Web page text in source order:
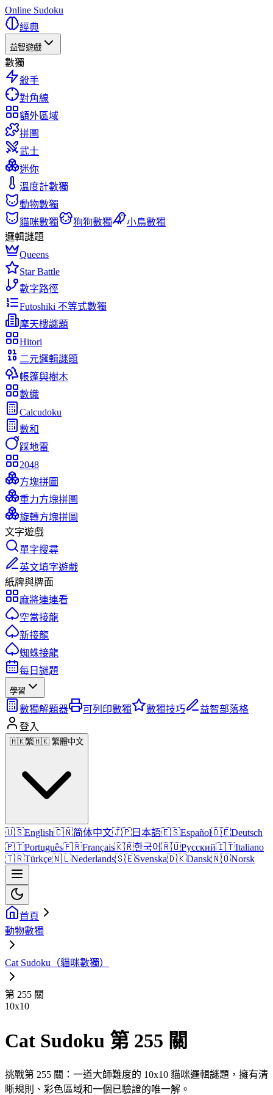
Online Sudoku
經典
益智遊戲
數獨
殺手
對角線
額外區域
拼圖
武士
迷你
溫度計數獨
動物數獨
貓咪數獨
狗狗數獨
小鳥數獨
邏輯謎題
Queens
Star Battle
數字路徑
Futoshiki 不等式數獨
摩天樓謎題
Hitori
二元邏輯謎題
帳篷與樹木
數織
Calcudoku
數和
踩地雷
2048
方塊拼圖
重力方塊拼圖
旋轉方塊拼圖
文字遊戲
單字搜尋
英文填字遊戲
紙牌與牌面
麻將連連看
空當接龍
新接龍
蜘蛛接龍
每日謎題
學習
數獨解題器 可列印數獨 數獨技巧
益智部落格
登入
🇭🇰繁🇭🇰 繁體中文
🇺🇸English🇨🇳简体中文🇯🇵 日本語🇪🇸Español🇩🇪Deutsch
🇵🇹Português🇫🇷Français🇰🇷한국어🇷🇺Русский🇮🇹Italiano
🇹🇷Türkçe🇳🇱Nederlands🇸🇪Svenska🇩🇰Dansk🇳🇴Norsk
首頁
動物數獨
Cat Sudoku（貓咪數獨）
第 255 關
10x10
Cat Sudoku 第 255 關
挑戰第 255 關：一道大師難度的 10x10 貓咪邏輯謎題，擁有清
晰規則、彩色區域和一個已驗證的唯一解。